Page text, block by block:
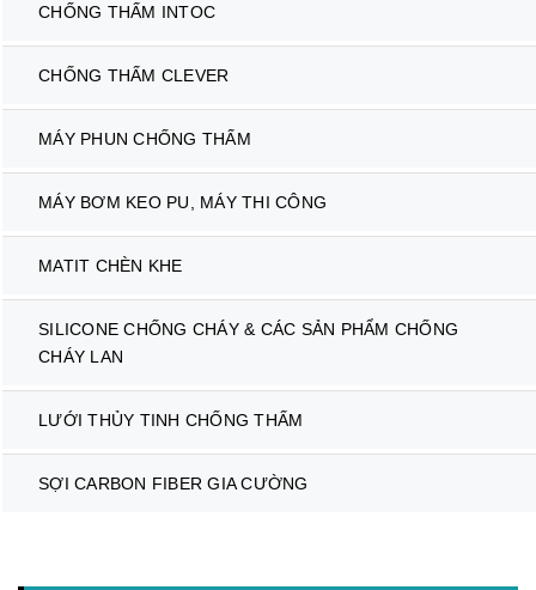
CHỐNG THẤM INTOC
CHỐNG THẤM CLEVER
MÁY PHUN CHỐNG THẤM
MÁY BƠM KEO PU, MÁY THI CÔNG
MATIT CHÈN KHE
SILICONE CHỐNG CHÁY & CÁC SẢN PHẨM CHỐNG
CHÁY LAN
LƯỚI THỦY TINH CHỐNG THẤM
SỢI CARBON FIBER GIA CƯỜNG